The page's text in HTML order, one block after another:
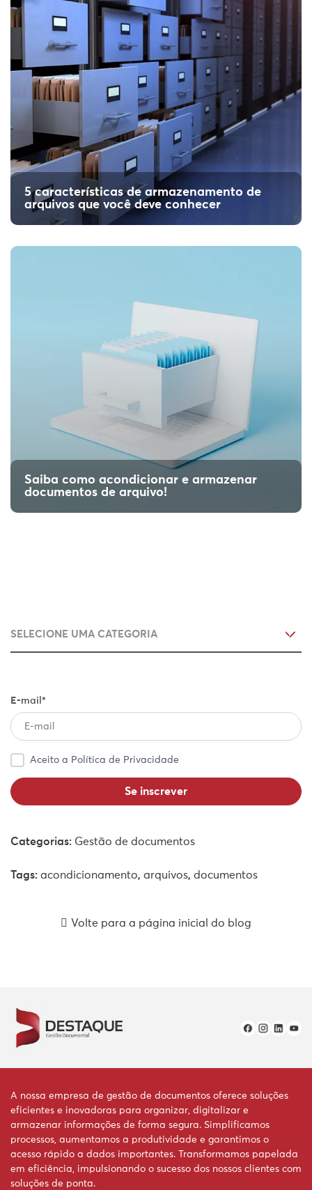
Documentos digitalizados: para que o
RH quer arquivos digitais? Entenda!
5 características de armazenamento de
arquivos que você deve conhecer
5 características de armazenamento de
arquivos que você deve conhecer
Saiba como acondicionar e armazenar
documentos de arquivo!
Saiba como acondicionar e armazenar
documentos de arquivo!
qualquer empresa. Veja como acondicionar e
E-mail*
Aceito a Política de Privacidade
Categorias: Gestão de documentos
Tags: acondicionamento, arquivos, documentos
Volte para a página inicial do blog
A nossa empresa de gestão de documentos oferece soluções
eficientes e inovadoras para organizar, digitalizar e
armazenar informações de forma segura. Simplificamos
processos, aumentamos a produtividade e garantimos o
acesso rápido a dados importantes. Transformamos papelada
em eficiência, impulsionando o sucesso dos nossos clientes com
soluções de ponta.